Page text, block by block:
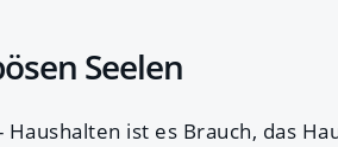
Seelen
ist es Brauch, das